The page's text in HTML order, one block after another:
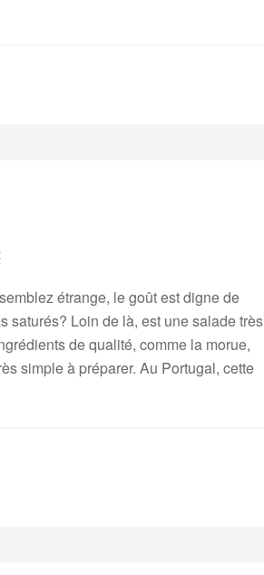
étrange, le goût est digne de
saturés? Loin de là, est une salade très
de qualité, comme la morue,
simple à préparer. Au Portugal, cette